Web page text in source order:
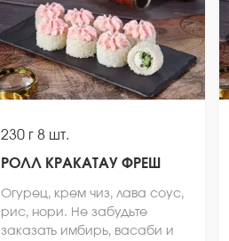
230 г 8 шт.
РОЛЛ КРАКАТАУ ФРЕШ
Огурец, крем чиз, лава соус,
рис, нори. Не забудьте
заказать имбирь, васаби и